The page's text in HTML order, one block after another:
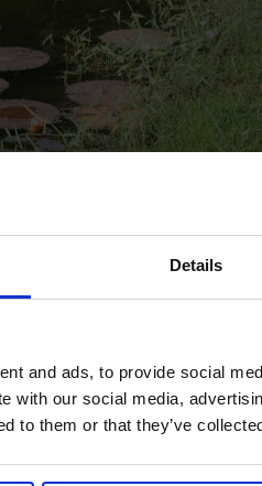
Details
and ads, to provide social
with our social media,
to them or that they’ve